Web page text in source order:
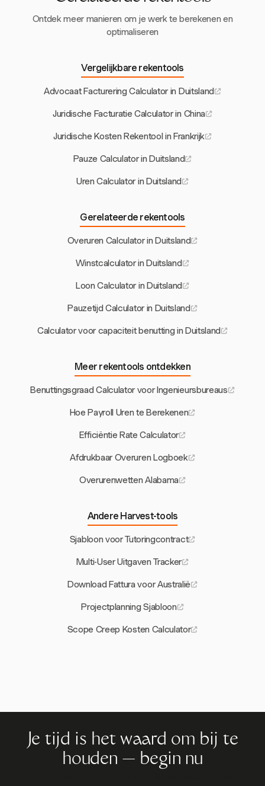
Ontdek meer manieren om je werk te berekenen en
optimaliseren
Vergelijkbare rekentools
Advocaat Facturering Calculator in Duitsland
Juridische Facturatie Calculator in China
Juridische Kosten Rekentool in Frankrijk
Pauze Calculator in Duitsland
Uren Calculator in Duitsland
Gerelateerde rekentools
Overuren Calculator in Duitsland
Winstcalculator in Duitsland
Loon Calculator in Duitsland
Pauzetijd Calculator in Duitsland
Calculator voor capaciteit benutting in Duitsland
Meer rekentools ontdekken
Benuttingsgraad Calculator voor Ingenieursbureaus
Hoe Payroll Uren te Berekenen
Efficiëntie Rate Calculator
Afdrukbaar Overuren Logboek
Overurenwetten Alabama
Andere Harvest-tools
Sjabloon voor Tutoringcontract
Multi-User Uitgaven Tracker
Download Fattura voor Australië
Projectplanning Sjabloon
Scope Creep Kosten Calculator
Je tijd is het waard om bij te
houden — begin nu